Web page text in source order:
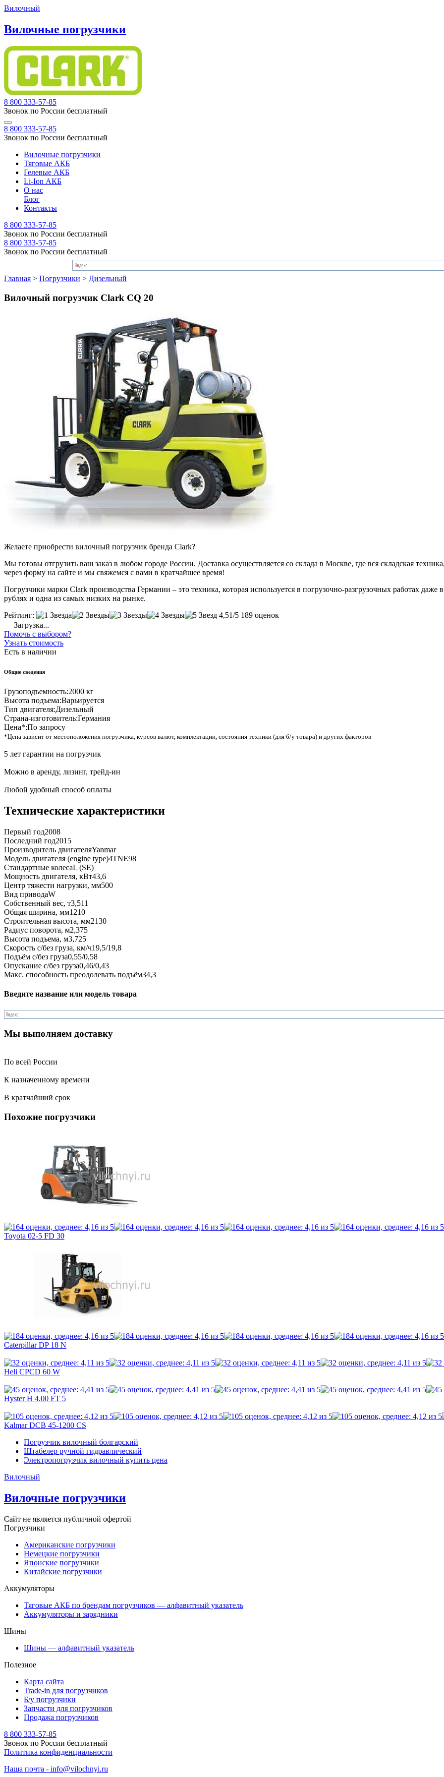
Вилочный
Вилочные погрузчики
8 800 333-57-85
Звонок по России бесплатный
8 800 333-57-85
Звонок по России бесплатный
Вилочные погрузчики
Тяговые АКБ
Гелевые АКБ
Li-Ion АКБ
О нас
Блог
Контакты
8 800 333-57-85
Звонок по России бесплатный
8 800 333-57-85
Звонок по России бесплатный
Главная > Погрузчики > Дизельный
Вилочный погрузчик Clark CQ 20
Желаете приобрести вилочный погрузчик бренда Clark?
Мы готовы отгрузить ваш заказ в любом городе России. Доставка осуществляется со склада в Москве, где вся складская
через форму на сайте и мы свяжемся с вами в кратчайшее время!
Погрузчики марки Clark производства Германии – это техника, которая используется в погрузочно-разгрузочных работах
рублях и одна из самых низких на рынке.
Рейтинг:
4,51/5 189 оценок
Загрузка...
Помочь с выбором?
Узнать стоимость
Есть в наличии
Общие сведения
Грузоподъемность:2000 кг
Высота подъема:Варьируется
Тип двигателя:Дизельный
Страна-изготовитель:Германия
Цена*:По запросу
*Цена зависит от местоположения погрузчика, курсов валют, комплектации, состояния техники (для б/у товара) и других факторов
5 лет гарантии на погрузчик
Можно в аренду, лизинг, трейд-ин
Любой удобный способ оплаты
Технические характеристики
Первый год2008
Последний год2015
Производитель двигателяYanmar
Модель двигателя (engine type)4TNE98
Стандартные колесаL (SE)
Мощность двигателя, кВт43,6
Центр тяжести нагрузки, мм500
Вид приводаW
Собственный вес, т3,511
Общая ширина, мм1210
Строительная высота, мм2130
Радиус поворота, м2,375
Высота подъема, м3,725
Скорость с/без груза, км/ч19,5/19,8
Подъём с/без груза0,55/0,58
Опускание с/без груза0,46/0,43
Макс. способность преодолевать подъём34,3
Введите название или модель товара
Мы выполняем доставку
По всей России
К назначенному времени
В кратчайший срок
Похожие погрузчики
Toyota 02-5 FD 30
Caterpillar DP 18 N
Heli CPCD 60 W
Hyster H 4.00 FT 5
Kalmar DCB 45-1200 CS
Погрузчик вилочный болгарский
Штабелер ручной гидравлический
Электропогрузчик вилочный купить цена
Вилочный
Вилочные погрузчики
Сайт не является публичной офертой
Погрузчики
Американские погрузчики
Немецкие погрузчики
Японские погрузчики
Китайские погрузчики
Аккумуляторы
Тяговые АКБ по брендам погрузчиков — алфавитный указатель
Аккумуляторы и зарядники
Шины
Шины — алфавитный указатель
Полезное
Карта сайта
Trade-in для погрузчиков
Б/у погрузчики
Запчасти для погрузчиков
Продажа погрузчиков
8 800 333-57-85
Звонок по России бесплатный
Политика конфиденциальности
Наша почта - info@vilochnyi.ru